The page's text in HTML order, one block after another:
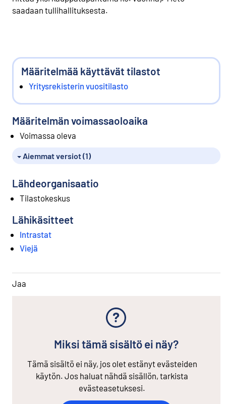
saadaan tullihallituksesta.
Määritelmää käyttävät tilastot
Yritysrekisterin vuositilasto
Määritelmän voimassaoloaika
Voimassa oleva
Aiemmat versiot (1)
Lähdeorganisaatio
Tilastokeskus
Lähikäsitteet
Intrastat
Viejä
Jaa
Miksi tämä sisältö ei näy?
Tämä sisältö ei näy, jos olet estänyt evästeiden
käytön. Jos haluat nähdä sisällön, tarkista
evästeasetuksesi.